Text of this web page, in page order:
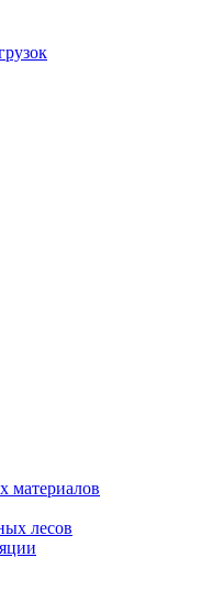
материалов
лесов